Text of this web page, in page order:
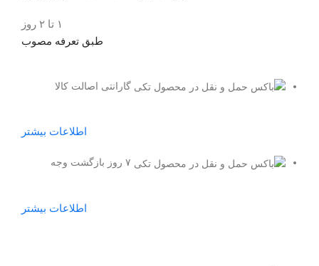
۱ تا ۲ روز
طبق تعرفه مصوب
گارانتی اصالت کالا
اطلاعات بیشتر
۷ روز بازگشت وجه
اطلاعات بیشتر